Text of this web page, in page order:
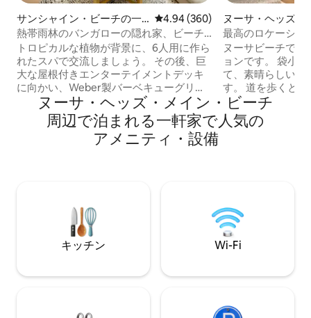
サンシャイン・ビーチの一
軒家
レビュー360件、5つ星中4.94つ
4.94 (360)
熱帯雨林のバンガローの隠れ家、ビーチ
まで徒歩で行ける
トロピカルな植物が背景に、6人用に作ら
れたスパで交流しましょう。 その後、巨
大な屋根付きエンターテイメントデッキ
に向かい、Weber製バーベキューグリル
でおいしいものを作りましょう。 快適な
夜には、グルメキッチンでお食事をした
後、暖炉の周りに集まりましょう。 ビー
チ、地元のカフェ、サンサインビーチ村
計されています。 ゲストは宿泊施設全体
を利用できます。大きなカーポート、6人
用スパデッキを見下ろす広大な裏デッキ
もご利用いただけます。 BBQ、乾燥機付
キュー、屋内・屋外リビングエリア。 す
ヌーサ・ヘッズの
最高のロケーショ
スティングスまで
ヌーサビーチで
ョンです。 袋小
て、素晴らしい
す。 道を歩くと
スティングス通
に10分以内で直接
ーサヒルの高台に
をしたり、プール
たり、素晴らしい
ます。
ヌーサ・ヘッズ・メイン・ビーチ
周⁠辺⁠で泊⁠ま⁠れ⁠る一⁠軒⁠家⁠で人⁠気⁠の
ア⁠メ⁠ニ⁠テ⁠ィ・設⁠備
キッチン Wi-Fi